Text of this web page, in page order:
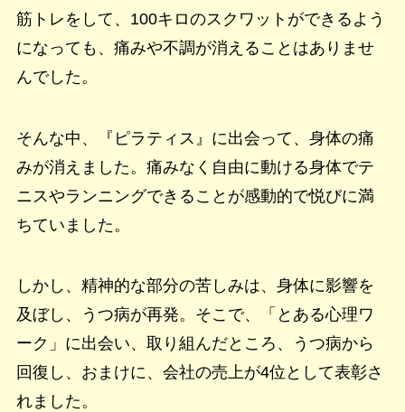
筋トレをして、100キロのスクワットができるよう
になっても、痛みや不調が消えることはありませ
んでした。
そんな中、『ピラティス』に出会って、身体の痛
みが消えました。痛みなく自由に動ける身体でテ
ニスやランニングできることが感動的で悦びに満
ちていました。
しかし、精神的な部分の苦しみは、身体に影響を
及ぼし、うつ病が再発。そこで、「とある心理ワ
ーク」に出会い、取り組んだところ、うつ病から
回復し、おまけに、会社の売上が4位として表彰さ
れました。